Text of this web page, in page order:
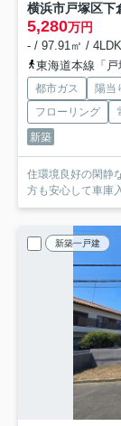
横浜市戸塚区下
5,280万円
- / 97.91㎡ /
東海道本線「
都市ガス 陽当
フローリング
新築
住環境良好の閑静
方も安心して車庫
新築一戸建